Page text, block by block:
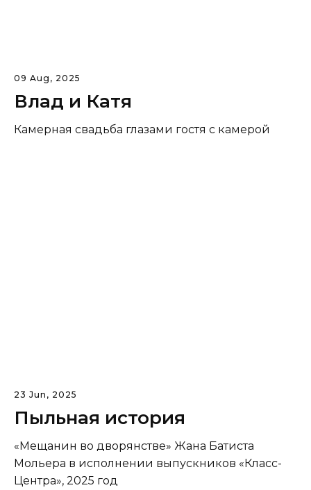
09 Aug, 2025
Влад и Катя
Камерная свадьба глазами гостя с камерой
23 Jun, 2025
Пыльная история
«Мещанин во дворянстве» Жана Батиста
Мольера в исполнении выпускников «Класс-
Центра», 2025 год